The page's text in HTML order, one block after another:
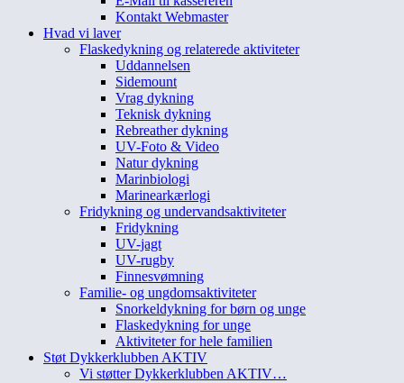
Kontakt Webmaster
Hvad vi laver
Flaskedykning og relaterede aktiviteter
Uddannelsen
Sidemount
Vrag dykning
Teknisk dykning
Rebreather dykning
UV-Foto & Video
Natur dykning
Marinbiologi
Marinearkærlogi
Fridykning og undervandsaktiviteter
Fridykning
UV-jagt
UV-rugby
Finnesvømning
Familie- og ungdomsaktiviteter
Snorkeldykning for børn og unge
Flaskedykning for unge
Aktiviteter for hele familien
Støt Dykkerklubben AKTIV
Vi støtter Dykkerklubben AKTIV…